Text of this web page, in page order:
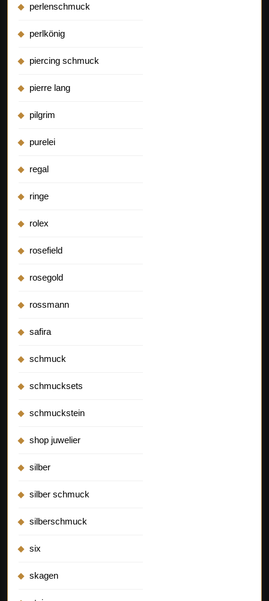
perlenschmuck
perlkönig
piercing schmuck
pierre lang
pilgrim
purelei
regal
ringe
rolex
rosefield
rosegold
rossmann
safira
schmuck
schmucksets
schmuckstein
shop juwelier
silber
silber schmuck
silberschmuck
six
skagen